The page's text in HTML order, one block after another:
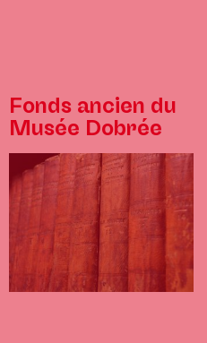
Fonds ancien du
Musée Dobrée